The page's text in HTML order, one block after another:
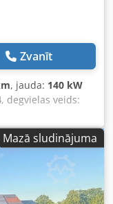
Zvanīt
, jauda: 140 kW
, degvielas veids:
Mazā sludinājuma